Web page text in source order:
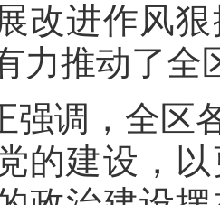
改进作风
力推动了全
强调，全区
的建设，